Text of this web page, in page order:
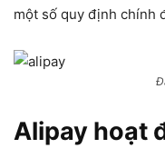
một số quy định chính
Alipay hoạt